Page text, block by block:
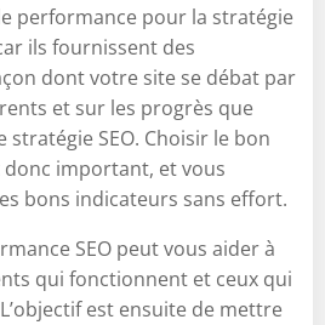
performance pour la stratégie
ils fournissent des
dont votre site se débat par
et sur les progrès que
SEO. Choisir le bon
donc important, et vous
bons indicateurs sans effort.
SEO peut vous aider à
qui fonctionnent et ceux qui
est ensuite de mettre